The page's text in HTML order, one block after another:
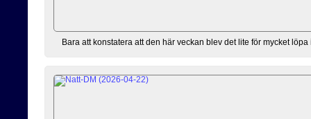
Bara att konstatera att den här veckan blev det lite för mycket